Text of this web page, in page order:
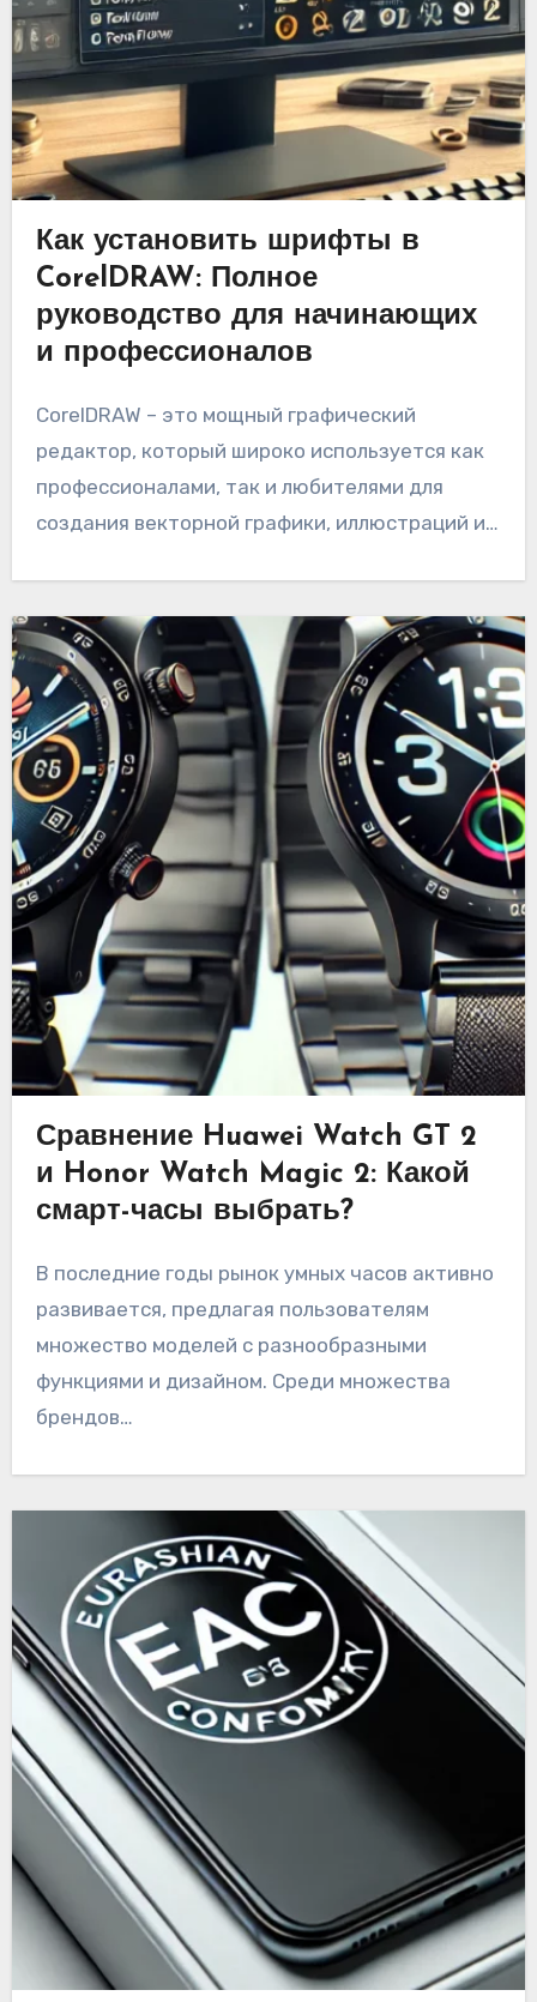
Как установить шрифты в
CorelDRAW: Полное
руководство для начинающих
и профессионалов
CorelDRAW – это мощный графический
редактор, который широко используется как
профессионалами, так и любителями для
создания векторной графики, иллюстраций и…
Сравнение Huawei Watch GT 2
и Honor Watch Magic 2: Какой
смарт-часы выбрать?
В последние годы рынок умных часов активно
развивается, предлагая пользователям
множество моделей с разнообразными
функциями и дизайном. Среди множества
брендов…